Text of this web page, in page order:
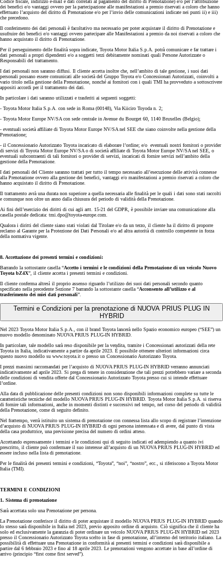
Codice fiscale, indirizzo e-mail e dati correlati al pagamento del diritto di Prenotazione) e/o per l’attribuzione
dei benefici e/o vantaggi ovvero per la partecipazione alle manifestazioni a premio riservati a coloro che hanno
effettuato l’acquisto del diritto di Prenotazione e/o per l’invio delle comunicazioni indicate nei punti ii) e iii)
che precedono.
Il conferimento dei dati personali è facoltativo ma necessario per poter acquistare il diritto di Prenotazione e
usufruire dei benefici e/o vantaggi ovvero partecipare alle Manifestazioni a premio da noi riservati a coloro che
hanno acquistato il diritto di Prenotazione.
Per il perseguimento delle finalità sopra indicate, Toyota Motor Italia S.p.A. potrà comunicare e far trattare i
dati personali a propri dipendenti e/o a soggetti terzi debitamente nominati quali Persone Autorizzate o
Responsabili del trattamento.
I dati personali non saranno diffusi. Il cliente accetta inoltre che, nell’ambito di tale gestione, i suoi dati
personali possano essere comunicati alle società del Gruppo Toyota e/o Concessionari Autorizzati, coinvolti a
vario titolo nella gestione della Prenotazione, nonché ai fornitori con i quali TMI ha provveduto a sottoscrivere
appositi accordi per il trattamento dei dati.
In particolare i dati saranno utilizzati e trasferiti ai seguenti soggetti:
- Toyota Motor Italia S.p.A. con sede in Roma (00148), Via Kiiciro Toyoda n. 2;
- Toyota Motor Europe NV/SA con sede centrale in Avenue du Bourget 60, 1140 Bruxelles (Belgio);
- eventuali società affiliate di Toyota Motor Europe NV/SA nel SEE che siano coinvolte nella gestione della
Prenotazione;
- il Concessionario Autorizzato Toyota incaricato di elaborare l’ordine; e/o eventuali nostri fornitori o provider
di servizi di Toyota Motor Europe NV/SA o di società affiliate di Toyota Motor Europe NV/SA nel SEE, o
eventuali subcontraenti di tali fornitori o provider di servizi, incaricati di fornire servizi nell’ambito della
gestione della Prenotazione.
I dati personali del Cliente saranno trattati per tutto il tempo necessario all’esecuzione delle attività connesse
alla Prenotazione ovvero alla gestione dei benefici, vantaggi e/o manifestazioni a premio riservati a coloro che
hanno acquistato il diritto di Prenotazione.
Il trattamento avrà una durata non superiore a quella necessaria alle finalità per le quali i dati sono stati raccolti
e comunque non oltre un anno dalla chiusura del periodo di validità della Prenotazione.
Ai fini dell’esercizio dei diritti di cui agli artt. 15-21 del GDPR, è possibile inviare una comunicazione alla
casella postale dedicata: tmi.dpo@toyota-europe.com.
Qualora i diritti del cliente siano stati violati dal Titolare e/o da un terzo, il cliente ha il diritto di proporre
reclamo al Garante per la Protezione dei Dati Personali e/o ad altra autorità di controllo competente in forza
della normativa vigente.
8. Accettazione dei presenti termini e condizioni:
Barrando la sottostante casella “Accetto i termini e le condizioni della Prenotazione di un veicolo Nuovo
Toyota bZ4X”, il cliente accetta i presenti termini e condizioni.
Il cliente conferma altresì il proprio assenso riguardo l’utilizzo dei suoi dati personali secondo quanto
specificato nella precedente Sezione 7 barrando la sottostante casella “Acconsento all’utilizzo e al
trasferimento dei miei dati personali”.
Termini e Condizioni per la prenotazione di NUOVA PRIUS PLUG IN
HYBRID
Nel 2023 Toyota Motor Italia S.p.A., con il brand Toyota lancerà nello Spazio economico europeo (“SEE”) un
nuovo modello denominato NUOVA PRIUS PLUG-IN HYBRID.
In particolare, tale modello sarà reso disponibile per la vendita, tramite i Concessionari autorizzati della rete
Toyota in Italia, indicativamente a partire da aprile 2023. È possibile ottenere ulteriori informazioni circa
questo nuovo modello su www.toyota.it o presso un Concessionario Autorizzato Toyota.
I prezzi massimi raccomandati per l’acquisto di NUOVA PRIUS PLUG-IN HYBRID verranno annunciati
indicativamente ad aprile 2023. Si prega di tenere in considerazione che tali prezzi potrebbero variare a seconda
delle condizioni di vendita offerte dal Concessionario Autorizzato Toyota presso cui si intende effettuare
l’ordine.
Alla data di pubblicazione delle presenti condizioni non sono disponibili informazioni complete su tutte le
caratteristiche tecniche del modello NUOVA PRIUS PLUG-IN HYBRID. Toyota Motor Italia S.p.A. si riserva
di fornire tali informazioni, anche in momenti distinti e successivi nel tempo, nel corso del periodo di validità
della Prenotazione, come di seguito definito.
Nel frattempo, verrà istituito un sistema di prenotazione con connessa lista allo scopo di registrare l’intenzione
d’acquisto di NUOVA PRIUS PLUG-IN HYBRID di ogni persona interessata e di avere, dal punto di vista
della casa produttrice, una previsione precisa del numero di ordini atteso.
Accettando espressamente i termini e le condizioni qui di seguito indicati ed adempiendo a quanto ivi
prescritto, il cliente può confermare il suo interesse all’acquisto di un NUOVA PRIUS PLUG-IN HYBRID ed
essere incluso nella lista di prenotazione.
Per le finalità dei presenti termini e condizioni, “Toyota”, “noi”, “nostro”, ecc., si riferiscono a Toyota Motor
Italia (TMI).
TERMINI E CONDIZIONI
1. Sistema di prenotazione
Sarà accettata solo una Prenotazione per persona.
La Prenotazione conferisce il diritto di poter acquistare il modello NUOVA PRIUS PLUG-IN HYBRID quando
lo stesso sarà disponibile in Italia nel 2023, previo apposito ordine di acquisto. Ciò significa che il cliente ha
solo ed esclusivamente la garanzia di poter ordinare un veicolo NUOVA PRIUS PLUG-IN HYBRID nel 2023
presso il Concessionario Autorizzato Toyota scelto in fase di prenotazione, all’interno del territorio italiano. La
possibilità di effettuare una Prenotazione in conformità ai presenti termini e condizioni sarà disponibile a
partire dal 6 febbraio 2023 e fino al 18 aprile 2023. Le prenotazioni vengono accettate in base all’ordine di
arrivo (principio “first come first served”).